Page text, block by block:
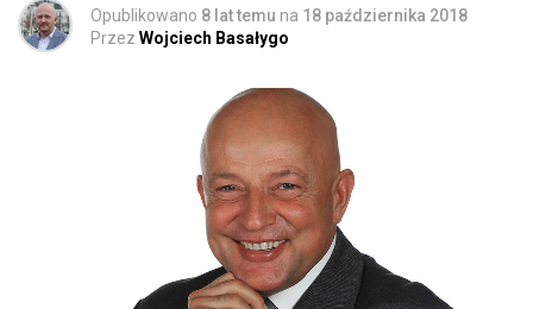
Opublikowano 8 lat temu na 18 października 2018
Przez Wojciech Basałygo